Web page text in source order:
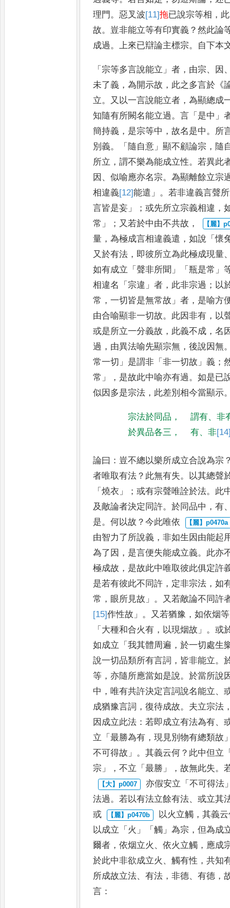
理門。惡叉波[11]拖已說宗等相 ，
故。 豈非能立等有印實義 ？然此論
成過。上來已辯論主標宗。 自下本
「宗等多言說能立 」者 ， 由宗、 因
未了義 ，為開示故 ， 此之多言於 《
立。 又以一言說能立者 ，為顯總成
知隨有所闕名能立過。言 「 是中 」
簡持義 ， 是宗等中 ，故名是中。 所
別義。「 隨自意 」顯不顧論宗 ， 隨
所立 ，謂不樂為能成立性。若異此
因 、似喻應亦名宗。為顯離餘立宗
相違義[12]能遣 」。若非違義言聲
言皆是妄 」；或先所立宗義相違 ，
常 」； 又若於中由不共故 ，
量 ，為極成言相違義遣 ，如說 「懷
又於有法 ， 即彼所立為此極成現量
如有成立 「聲非所聞 」「瓶是常 」
相違名
「宗違 」者 ， 此非宗過 ； 以
常 ，一切皆是無常故 」者 ， 是喻方
由合喻顯非一切故。 此因非有 ， 以
或是所立一分義故 ， 此義不成 ，名
過 ， 由異法喻先顯宗無 ，後說因無
常一切 」 是謂非 「非一切故 」義 ；
常 」， 是故此中喻亦有過。如是已
似因多是宗法 ， 此差別相今當顯示
宗法於同品 ， 謂有、非
於異品各三 ， 有、非
論曰 ： 豈不總以樂所成立合說為宗
者唯取有法 ？ 此無有失。 以其總聲
「燒衣 」；或有宗聲唯詮於法。 此
及敵論者決定同許。於同品中 ，有
是。何以故 ？今此唯依
由智力了所說義 ，非如生因由能起
為了因 ， 是言便失能成立義。 此亦
極成故 ， 是故此中唯取彼此俱定許
是若有彼此不同許 ， 定非宗法 ，如
常 ， 眼所見故 」。
又若敵論不同許
[15]作性故 」。 又若猶豫 ，如依烟
「 大種和合火有 ， 以現烟故 」。或
如成立 「我其體周遍 ，於一切處生
說一切品類所有言詞 ， 皆非能立。
等 ，亦隨所應當如是說。於當所說
中 ，唯有共許決定言詞說名能立、
成猶豫言詞 ，復待成故。 夫立宗法
因 成立此法 ：若即成立有法為有、
立 「最勝為有 ，現見別物有總類故
不可得故 」。其義云何 ？ 此中但立
宗 」，不立 「最勝 」，故無此失。
亦假安立 「不可得法
法過。若以有法立餘有法、或立其
或
以火立觸 ，其義
以成立 「 火 」 「觸 」為宗 ，但為成
爾者 ，依烟立火 、依火立觸 ， 應成
於此中非欲成立火 、觸有性 ，共知
所成故立法、有法 ，非德、有德 ，
言 ：